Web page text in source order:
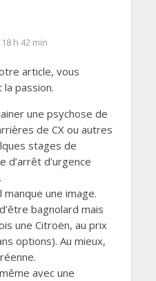
h 42 min
article, vous
passion.
une psychose de
de CX ou autres
stages de
d’arrêt d’urgence
une image.
bagnolard mais
une Citroën, au prix
options). Au mieux,
avec une